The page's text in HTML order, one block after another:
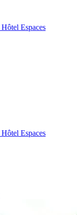
Hôtel Espaces
Hôtel Espaces